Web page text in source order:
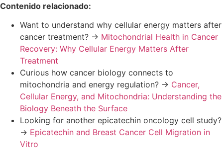
Contenido relacionado:
Want to understand why cellular energy matters after
cancer treatment? → Mitochondrial Health in Cancer
Recovery: Why Cellular Energy Matters After
Treatment
Curious how cancer biology connects to
mitochondria and energy regulation? → Cancer,
Cellular Energy, and Mitochondria: Understanding the
Biology Beneath the Surface
Looking for another epicatechin oncology cell study?
→ Epicatechin and Breast Cancer Cell Migration in
Vitro